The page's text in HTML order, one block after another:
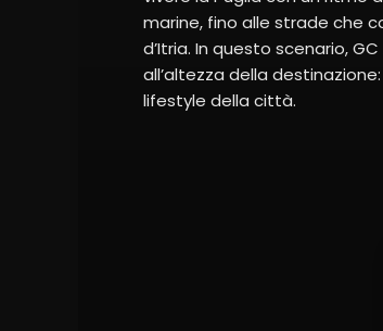
marine, fino alle strade che
d’Itria. In questo scenario,
all’altezza della
lifestyle della città.